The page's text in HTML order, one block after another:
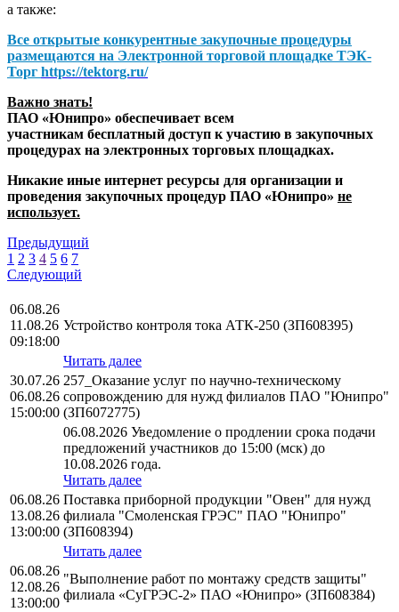
а также:
Все открытые конкурентные закупочные процедуры
размещаются на Электронной торговой площадке ТЭК-
Торг https://tektorg.ru/
Важно знать!
ПАО «Юнипро» обеспечивает всем
участникам бесплатный доступ к участию в закупочных
процедурах на электронных торговых площадках.
Никакие иные интернет ресурсы для организации и
проведения закупочных процедур ПАО «Юнипро» не
использует.
Предыдущий
1 2 3 4 5 6 7
Следующий
06.08.26
11.08.26
09:18:00
Устройство контроля тока АТК-250 (ЗП608395)
Читать далее
30.07.26
06.08.26
15:00:00
257_Оказание услуг по научно-техническому
сопровождению для нужд филиалов ПАО "Юнипро"
(ЗП6072775)
06.08.2026 Уведомление о продлении срока подачи
предложений участников до 15:00 (мск) до
10.08.2026 года.
Читать далее
06.08.26
13.08.26
13:00:00
Поставка приборной продукции "Овен" для нужд
филиала "Смоленская ГРЭС" ПАО "Юнипро"
(ЗП608394)
Читать далее
06.08.26
12.08.26
13:00:00
"Выполнение работ по монтажу средств защиты"
филиала «СуГРЭС-2» ПАО «Юнипро» (ЗП608384)